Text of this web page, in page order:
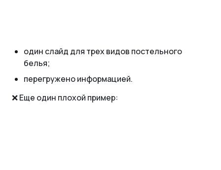
один слайд для трех видов постельного
белья;
перегружено информацией.
❌ Еще один плохой пример: